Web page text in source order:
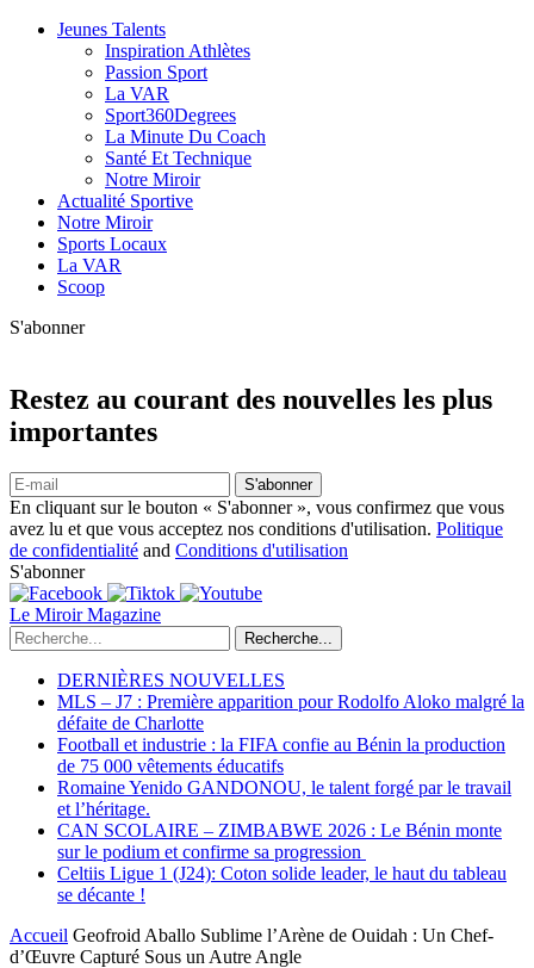
Jeunes Talents
Inspiration Athlètes
Passion Sport
La VAR
Sport360Degrees
La Minute Du Coach
Santé Et Technique
Notre Miroir
Actualité Sportive
Notre Miroir
Sports Locaux
La VAR
Scoop
S'abonner
Restez au courant des nouvelles les plus
importantes
S'abonner
En cliquant sur le bouton « S'abonner », vous confirmez que vous
avez lu et que vous acceptez nos conditions d'utilisation. Politique
de confidentialité and Conditions d'utilisation
S'abonner
Le Miroir Magazine
Recherche...
DERNIÈRES NOUVELLES
MLS – J7 : Première apparition pour Rodolfo Aloko malgré la
défaite de Charlotte
Football et industrie : la FIFA confie au Bénin la production
de 75 000 vêtements éducatifs
Romaine Yenido GANDONOU, le talent forgé par le travail
et l’héritage.
CAN SCOLAIRE – ZIMBABWE 2026 : Le Bénin monte
sur le podium et confirme sa progression
Celtiis Ligue 1 (J24): Coton solide leader, le haut du tableau
se décante !
Accueil Geofroid Aballo Sublime l’Arène de Ouidah : Un Chef-
d’Œuvre Capturé Sous un Autre Angle